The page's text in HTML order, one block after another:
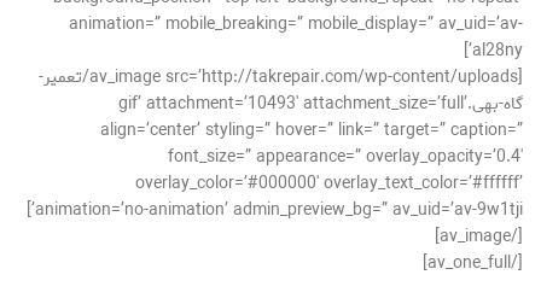
animation=” mobile_breaking=” mobile_display=” av_uid=’av-
al28ny’]
[av_image src=’http://takrepair.com/wp-content/uploads/تعمیر-
گاه-بهی.gif’ attachment=’10493′ attachment_size=’full’
align=’center’ styling=” hover=” link=” target=” caption=”
font_size=” appearance=” overlay_opacity=’0.4′
overlay_color=’#000000′ overlay_text_color=’#ffffff’
animation=’no-animation’ admin_preview_bg=” av_uid=’av-9w1tji’]
[/av_image]
[/av_one_full]